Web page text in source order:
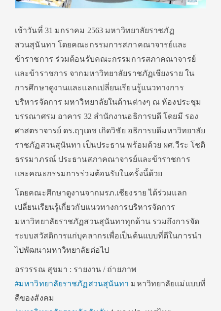
เช้าวันที่ 31 มกราคม 2563 มหาวิทยาลัยราชภัฏ
สวนสุนันทา โดยคณะกรรมการสภาคณาจารย์และ
ข้าราชการ ร่วมต้อนรับคณะกรรมการสภาคณาจารย์
และข้าราชการ จากมหาวิทยาลัยราชภัฏเชียงราย ใน
การศึกษาดูงานและแลกเปลี่ยนเรียนรู้แนวทางการ
บริหารจัดการ มหาวิทยาลัยในด้านต่างๆ ณ ห้องประชุม
บรรณาศรม อาคาร 32 สำนักงานอธิการบดี โดยมี รอง
ศาสตราจารย์ ดร.ฤๅเดช เกิดวิชัย อธิการบดีมหาวิทยาลัย
ราชภัฏสวนสุนันทา เป็นประธาน พร้อมด้วย ผศ.วีระ โชติ
ธรรมาภรณ์ ประธานสภาคณาจารย์และข้าราชการ
และคณะกรรมการร่วมต้อนรับในครั้งนี้ด้วย
โดยคณะศึกษาดูงานจากมรภ.เชียงราย ได้ร่วมแลก
เปลี่ยนเรียนรู้เกี่ยวกับแนวทางการบริหารจัดการ
มหาวิทยาลัยราชภัฏสวนสุนันทาทุกด้าน รวมถึงการจัด
ระบบสวัสดิการแก่บุคลากรเพื่อเป็นต้นแบบที่ดีในการนำ
ไปพัฒนามหาวิทยาลัยต่อไป
อรวรรณ สุขมา : รายงาน / ถ่ายภาพ
#มหาวิทยาลัยราชภัฏสวนสุนันทา มหาวิทยาลัยแม่แบบที่
ดีของสังคม